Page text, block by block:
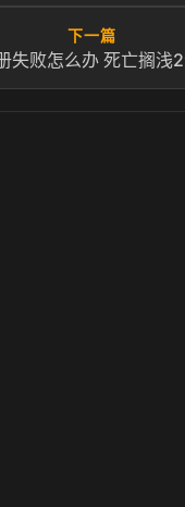
下一篇
失败怎么办 死亡搁浅